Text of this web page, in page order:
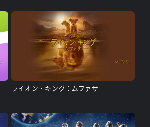
ライオン・キング：ムファサ